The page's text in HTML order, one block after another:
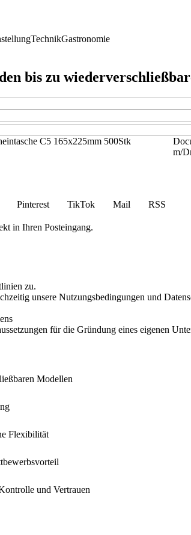
TechnikGastronomie
bis zu
C5 165x225mm 500Stk
m/
Pinterest TikTok Mail
RSS
in Ihren Posteingang.
zu.
unsere Nutzungsbedingungen und
für die Gründung eines eigenen
Modellen
Flexibilität
und Vertrauen